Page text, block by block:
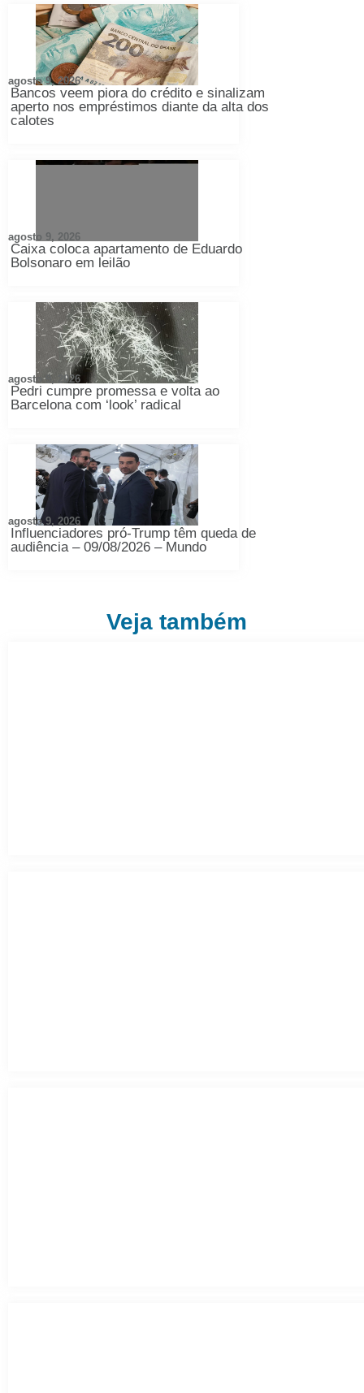
Bancos veem piora do crédito e sinalizam
aperto nos empréstimos diante da alta dos
calotes
agosto 9, 2026
Caixa coloca apartamento de Eduardo
Bolsonaro em leilão
agosto 9, 2026
Pedri cumpre promessa e volta ao
Barcelona com ‘look’ radical
agosto 9, 2026
Influenciadores pró-Trump têm queda de
audiência – 09/08/2026 – Mundo
agosto 9, 2026
Veja também